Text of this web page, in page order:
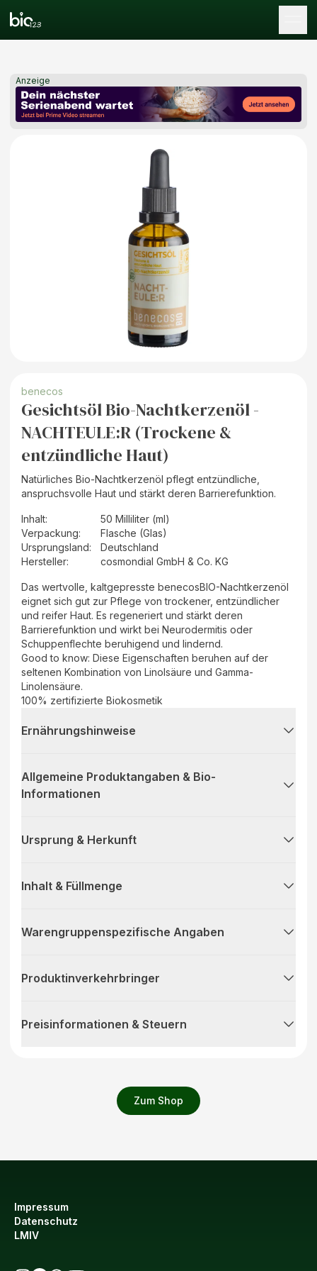
Anzeige
Zum Shop
benecos
Gesichtsöl Bio-Nachtkerzenöl -
NACHTEULE:R (Trockene &
entzündliche Haut)
Natürliches Bio-Nachtkerzenöl pflegt entzündliche,
anspruchsvolle Haut und stärkt deren Barrierefunktion.
Inhalt:
50 Milliliter (ml)
Verpackung:
Flasche (Glas)
Ursprungsland:
Deutschland
Hersteller: cosmondial GmbH & Co. KG
Das wertvolle, kaltgepresste benecosBIO-Nachtkerzenöl
eignet sich gut zur Pflege von trockener, entzündlicher
und reifer Haut. Es regeneriert und stärkt deren
Barrierefunktion und wirkt bei Neurodermitis oder
Schuppenflechte beruhigend und lindernd.
Good to know: Diese Eigenschaften beruhen auf der
seltenen Kombination von Linolsäure und Gamma-
Linolensäure.
100% zertifizierte Biokosmetik
Ernährungshinweise
Allgemeine Produktangaben & Bio-
Informationen
Ursprung & Herkunft
Inhalt & Füllmenge
Warengruppenspezifische Angaben
Produktinverkehrbringer
Preisinformationen & Steuern
Impressum
Datenschutz
LMIV